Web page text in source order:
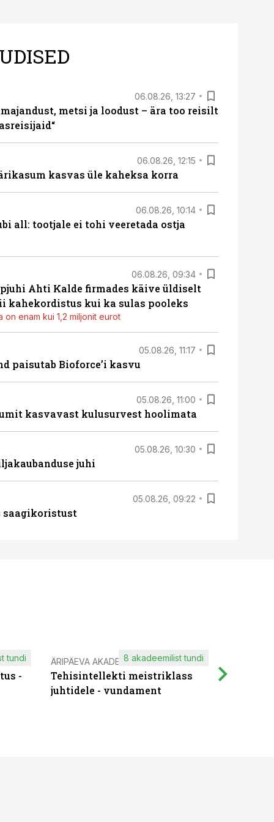
06.08.26, 13:27
metsi ja loodust – ära too reisilt
06.08.26, 12:15
kasvas üle kaheksa korra
06.08.26, 10:14
all: tootjale ei tohi veeretada ostja
06.08.26, 09:34
Ahti Kalde firmades käive üldiselt
kahekordistus kui ka sulas pooleks
on enam kui 1,2 miljonit eurot
05.08.26, 11:17
paisutab Bioforce’i kasvu
05.08.26, 11:00
kasvavast kulusurvest hoolimata
05.08.26, 10:30
juhi
05.08.26, 09:22
saagikoristust
-
tundi ÄRIPÄEVA AKADEEMIA
Tehisintellekti meistriklass
juhtidele - vundament
8 akadeemilist tundi